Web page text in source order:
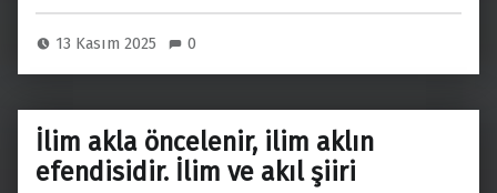
b
o
o
k
at
s
A
p
p
ar
13 Kasım 2025 0
İlim akla öncelenir, ilim aklın
efendisidir. İlim ve akıl şiiri